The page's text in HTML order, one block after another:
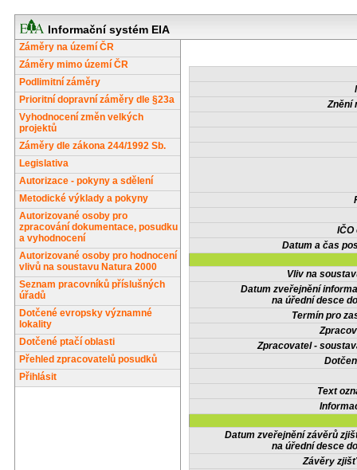
Informační systém EIA
Záměry na území ČR
Záměry mimo území ČR
Podlimitní záměry
Prioritní dopravní záměry dle §23a
Vyhodnocení změn velkých
projektů
Záměry dle zákona 244/1992 Sb.
Legislativa
Autorizace - pokyny a sdělení
Metodické výklady a pokyny
Autorizované osoby pro
zpracování dokumentace, posudku
a vyhodnocení
Autorizované osoby pro hodnocení
vlivů na soustavu Natura 2000
Seznam pracovníků příslušných
úřadů
Dotčené evropsky významné
lokality
Dotčené ptačí oblasti
Přehled zpracovatelů posudků
Přihlásit
Znění
IČO
Datum a čas
Vliv na
Datum zveřejnění
na úřední desce
Termín pro
Zpracovatel -
Text
Datum zveřejnění závěrů
na úřední desce
Závěry